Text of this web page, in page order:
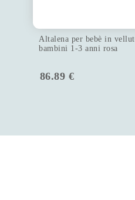
Altalena per bebè in
bambini 1-3 anni rosa
86.89 €